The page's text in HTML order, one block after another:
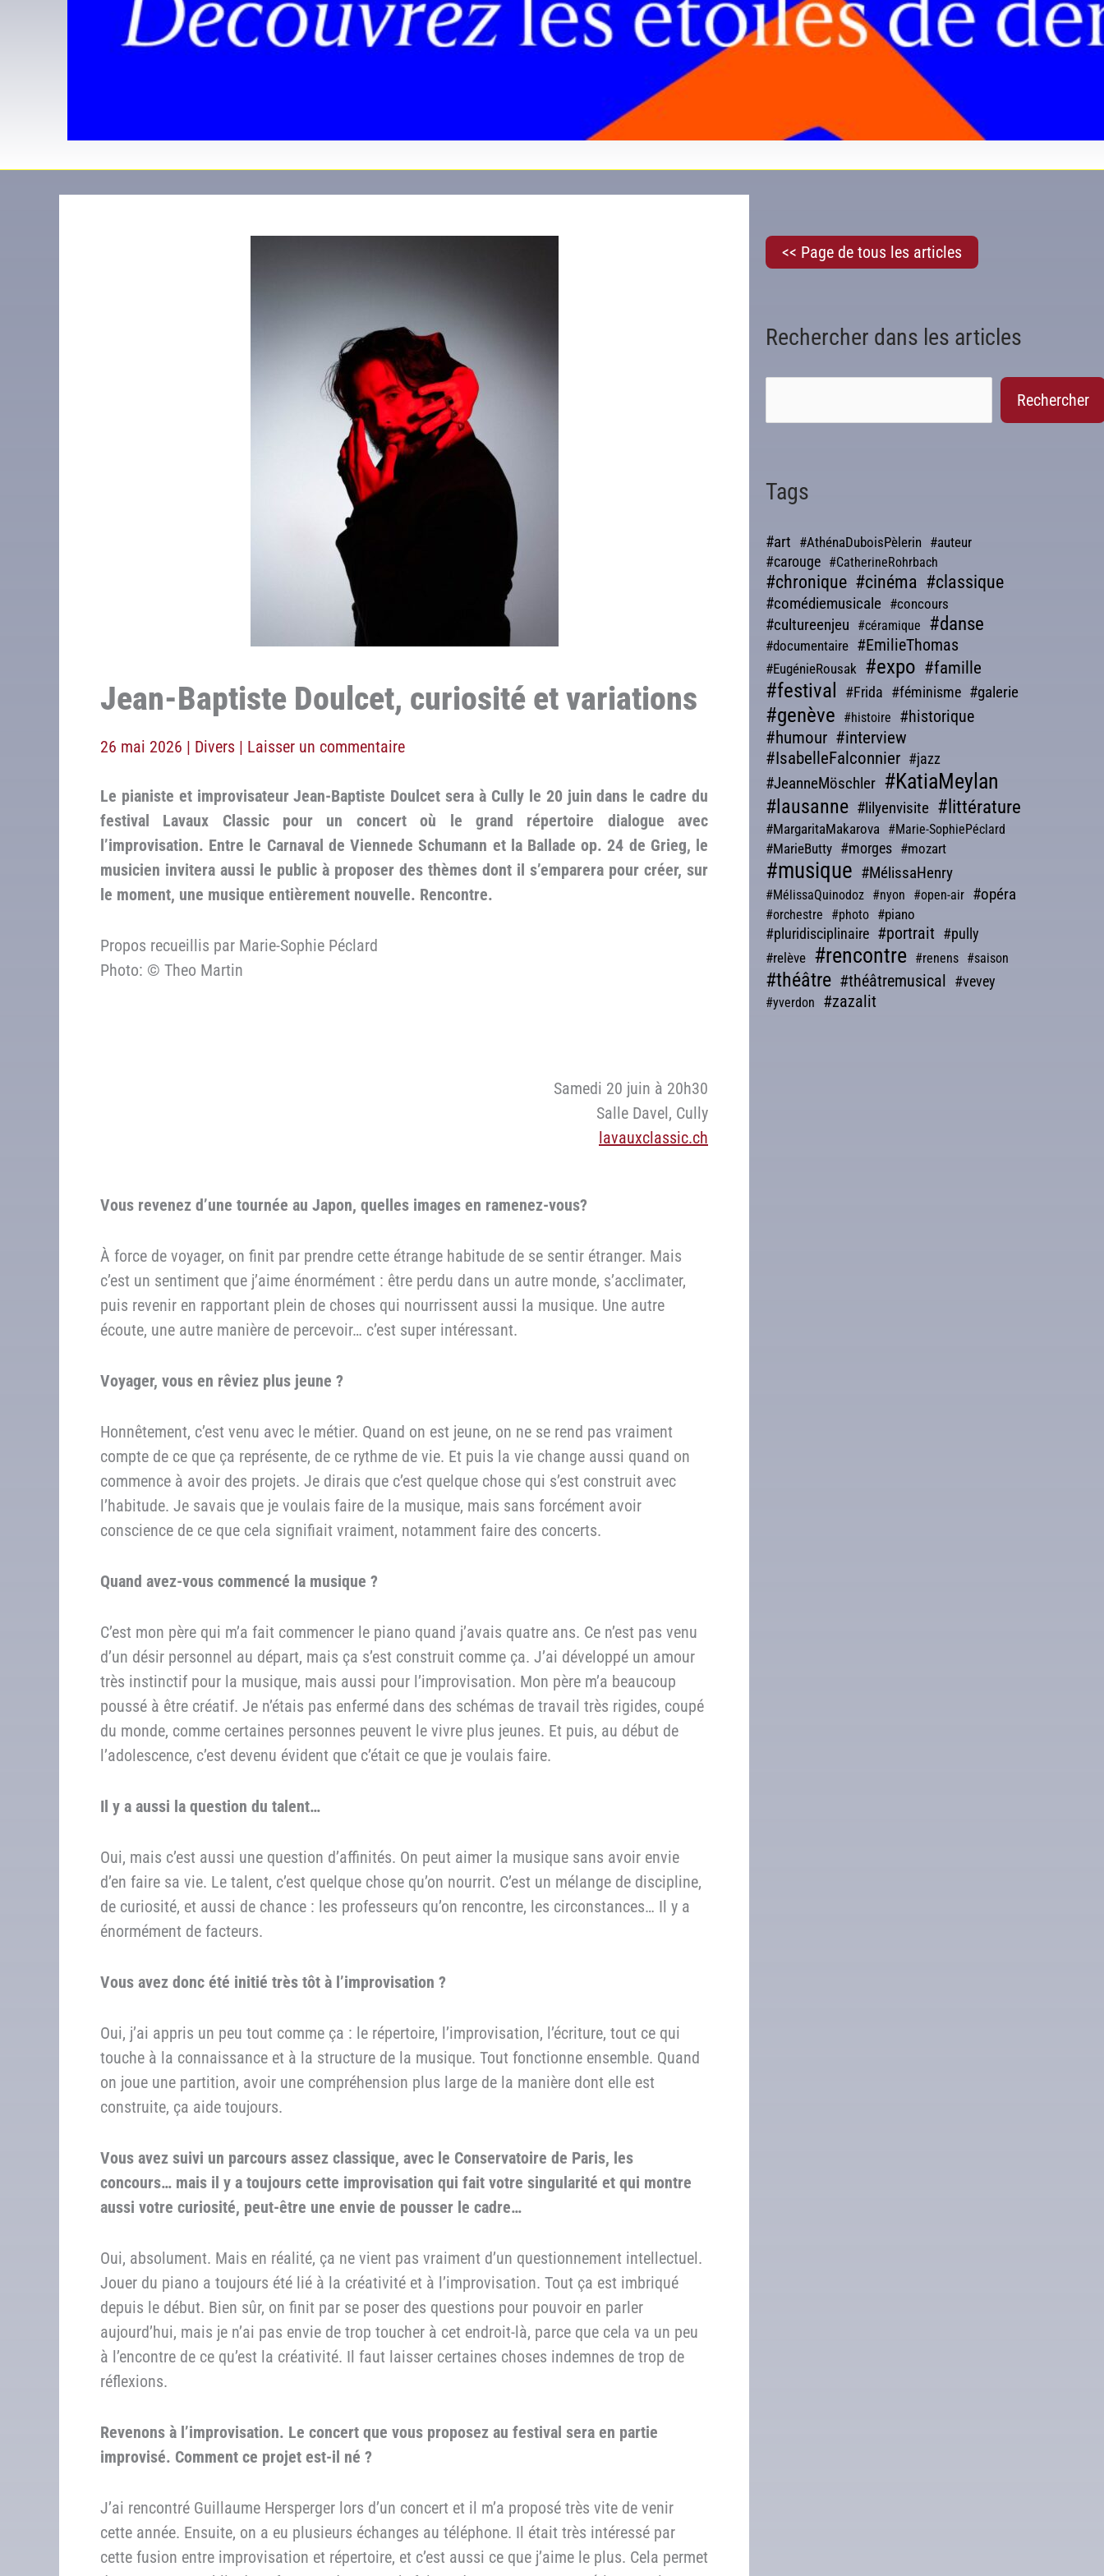
Jean-Baptiste Doulcet, curiosité et variations
26 mai 2026 | Divers | Laisser un commentaire
Le pianiste et improvisateur Jean-Baptiste Doulcet sera à Cully le 20 juin dans le cadre du
festival Lavaux Classic pour un concert où le grand répertoire dialogue avec
l’improvisation. Entre le Carnaval de Viennede Schumann et la Ballade op. 24 de Grieg, le
musicien invitera aussi le public à proposer des thèmes dont il s’emparera pour créer, sur
le moment, une musique entièrement nouvelle. Rencontre.
Propos recueillis par Marie-Sophie Péclard
Photo: © Theo Martin
Samedi 20 juin à 20h30
Salle Davel, Cully
lavauxclassic.ch
Vous revenez d’une tournée au Japon, quelles images en ramenez-vous?
À force de voyager, on finit par prendre cette étrange habitude de se sentir étranger. Mais
c’est un sentiment que j’aime énormément : être perdu dans un autre monde, s’acclimater,
puis revenir en rapportant plein de choses qui nourrissent aussi la musique. Une autre
écoute, une autre manière de percevoir… c’est super intéressant.
Voyager, vous en rêviez plus jeune ?
Honnêtement, c’est venu avec le métier. Quand on est jeune, on ne se rend pas vraiment
compte de ce que ça représente, de ce rythme de vie. Et puis la vie change aussi quand on
commence à avoir des projets. Je dirais que c’est quelque chose qui s’est construit avec
l’habitude. Je savais que je voulais faire de la musique, mais sans forcément avoir
conscience de ce que cela signifiait vraiment, notamment faire des concerts.
Quand avez-vous commencé la musique ?
C’est mon père qui m’a fait commencer le piano quand j’avais quatre ans. Ce n’est pas venu
d’un désir personnel au départ, mais ça s’est construit comme ça. J’ai développé un amour
très instinctif pour la musique, mais aussi pour l’improvisation. Mon père m’a beaucoup
poussé à être créatif. Je n’étais pas enfermé dans des schémas de travail très rigides, coupé
du monde, comme certaines personnes peuvent le vivre plus jeunes. Et puis, au début de
l’adolescence, c’est devenu évident que c’était ce que je voulais faire.
Il y a aussi la question du talent…
Oui, mais c’est aussi une question d’affinités. On peut aimer la musique sans avoir envie
d’en faire sa vie. Le talent, c’est quelque chose qu’on nourrit. C’est un mélange de discipline,
de curiosité, et aussi de chance : les professeurs qu’on rencontre, les circonstances… Il y a
énormément de facteurs.
Vous avez donc été initié très tôt à l’improvisation ?
Oui, j’ai appris un peu tout comme ça : le répertoire, l’improvisation, l’écriture, tout ce qui
touche à la connaissance et à la structure de la musique. Tout fonctionne ensemble. Quand
on joue une partition, avoir une compréhension plus large de la manière dont elle est
construite, ça aide toujours.
Vous avez suivi un parcours assez classique, avec le Conservatoire de Paris, les
concours… mais il y a toujours cette improvisation qui fait votre singularité et qui montre
aussi votre curiosité, peut-être une envie de pousser le cadre…
Oui, absolument. Mais en réalité, ça ne vient pas vraiment d’un questionnement intellectuel.
Jouer du piano a toujours été lié à la créativité et à l’improvisation. Tout ça est imbriqué
depuis le début. Bien sûr, on finit par se poser des questions pour pouvoir en parler
aujourd’hui, mais je n’ai pas envie de trop toucher à cet endroit-là, parce que cela va un peu
à l’encontre de ce qu’est la créativité. Il faut laisser certaines choses indemnes de trop de
réflexions.
Revenons à l’improvisation. Le concert que vous proposez au festival sera en partie
improvisé. Comment ce projet est-il né ?
J’ai rencontré Guillaume Hersperger lors d’un concert et il m’a proposé très vite de venir
cette année. Ensuite, on a eu plusieurs échanges au téléphone. Il était très intéressé par
cette fusion entre improvisation et répertoire, et c’est aussi ce que j’aime le plus. Cela permet
<< Page de tous les articles
Rechercher dans les articles
Rechercher
Tags
#art #AthénaDuboisPèlerin #auteur
#carouge #CatherineRohrbach
#chronique #cinéma #classique
#comédiemusicale #concours
#cultureenjeu #céramique #danse
#documentaire #EmilieThomas
#EugénieRousak #expo #famille
#festival #Frida #féminisme #galerie
#genève #histoire #historique
#humour #interview
#IsabelleFalconnier #jazz
#JeanneMöschler #KatiaMeylan
#lausanne #lilyenvisite #littérature
#MargaritaMakarova #Marie-SophiePéclard
#MarieButty #morges #mozart
#musique #MélissaHenry
#MélissaQuinodoz #nyon #open-air #opéra
#orchestre #photo #piano
#pluridisciplinaire #portrait #pully
#relève #rencontre #renens #saison
#théâtre #théâtremusical #vevey
#yverdon #zazalit